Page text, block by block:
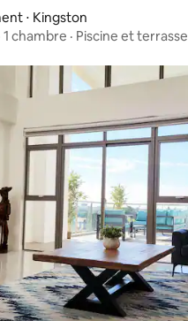
⋅ Kingston
chambre · Piscine et terrasse